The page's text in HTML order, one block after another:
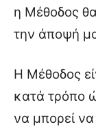
η Μέθοδος
την άποψή
Η Μέθοδος
κατά τρόπο
να μπορεί